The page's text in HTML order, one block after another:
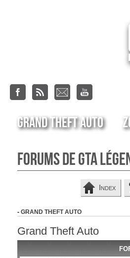
Grand Theft Auto
Forums de GTA
Index
- GRAND THEFT AUTO
Grand Theft Auto